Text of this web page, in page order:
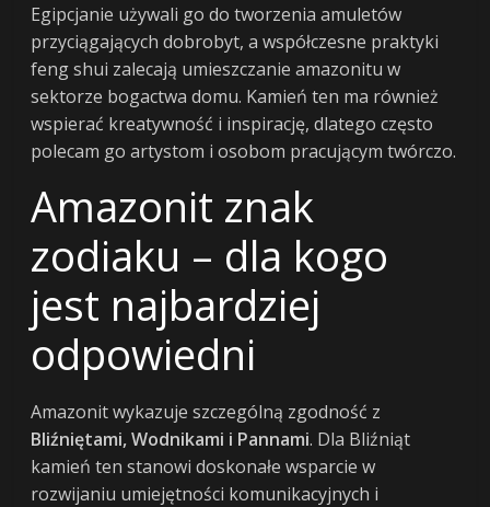
Egipcjanie używali go do tworzenia amuletów
przyciągających dobrobyt, a współczesne praktyki
feng shui zalecają umieszczanie amazonitu w
sektorze bogactwa domu. Kamień ten ma również
wspierać kreatywność i inspirację, dlatego często
polecam go artystom i osobom pracującym twórczo.
Amazonit znak
zodiaku – dla kogo
jest najbardziej
odpowiedni
Amazonit wykazuje szczególną zgodność z
Bliźniętami, Wodnikami i Pannami. Dla Bliźniąt
kamień ten stanowi doskonałe wsparcie w
rozwijaniu umiejętności komunikacyjnych i